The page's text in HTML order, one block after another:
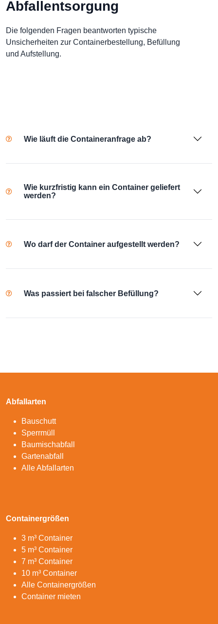
Abfallentsorgung
Die folgenden Fragen beantworten typische
Unsicherheiten zur Containerbestellung, Befüllung
und Aufstellung.
Wie läuft die Containeranfrage ab?
Wie kurzfristig kann ein Container geliefert
werden?
Wo darf der Container aufgestellt werden?
Was passiert bei falscher Befüllung?
Abfallarten
Bauschutt
Sperrmüll
Baumischabfall
Gartenabfall
Alle Abfallarten
Containergrößen
3 m³ Container
5 m³ Container
7 m³ Container
10 m³ Container
Alle Containergrößen
Container mieten